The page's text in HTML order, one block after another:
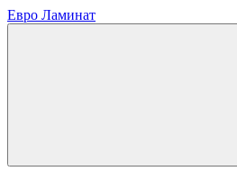
Евро Ламинат